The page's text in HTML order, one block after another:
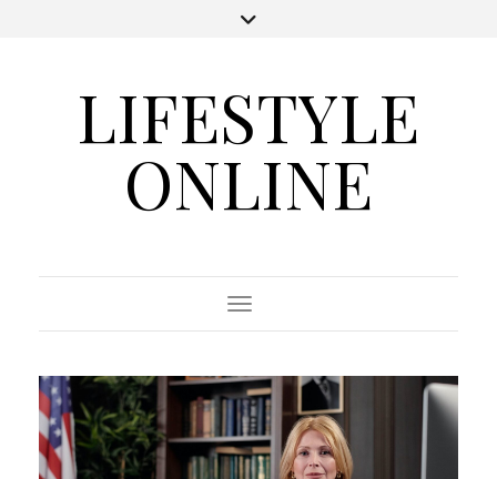
LIFESTYLE
ONLINE
Toggle Navigation